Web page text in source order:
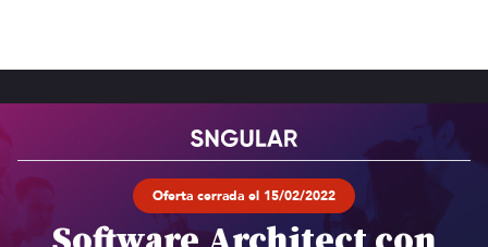
Oferta cerrada el 15/02/2022